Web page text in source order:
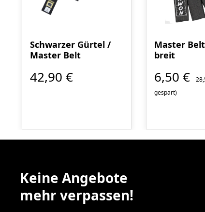
Schwarzer Gürtel /
Master Belt
42,90 €
Master
breit
6,50 €
gespart)
Keine Angebote
mehr verpassen!